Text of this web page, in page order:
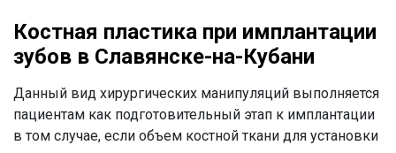
Костная пластика при имплантации
зубов в Славянске-на-Кубани
Данный вид хирургических манипуляций выполняется
пациентам как подготовительный этап к имплантации
в том случае, если объем костной ткани для установки